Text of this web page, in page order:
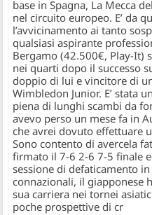
base in Spagna, La Mecca
nel circuito europeo. E’ da
l’avvicinamento ai tanto
qualsiasi aspirante
Bergamo (42.500€, Play-It)
nei quarti dopo il successo
doppio di lui e vincitore di
Wimbledon Junior. E’ stata
piena di lunghi scambi da
avevo perso un mese fa in
che avrei dovuto effettuare
Sono contento di avercela
firmato il 7-6 2-6 7-5 finale
sessione di defaticamento
connazionali, il giapponese
sua carriera nei tornei
poche prospettive di cr